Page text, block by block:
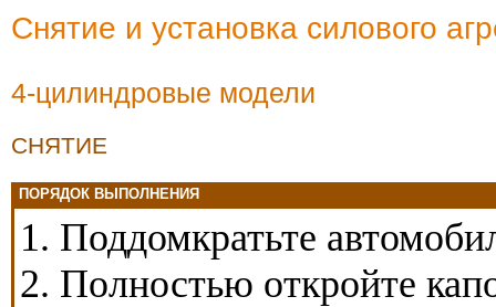
Снятие и установка силового
4-цилиндровые модели
СНЯТИЕ
ПОРЯДОК ВЫПОЛНЕНИЯ
1. Поддомкратьте
2. Полностью откройте